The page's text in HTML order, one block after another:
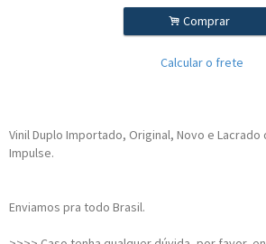
. Comprar
Calcular o frete
Vinil Duplo Importado, Original, Novo e Lacrado
Impulse.
Enviamos pra todo Brasil.